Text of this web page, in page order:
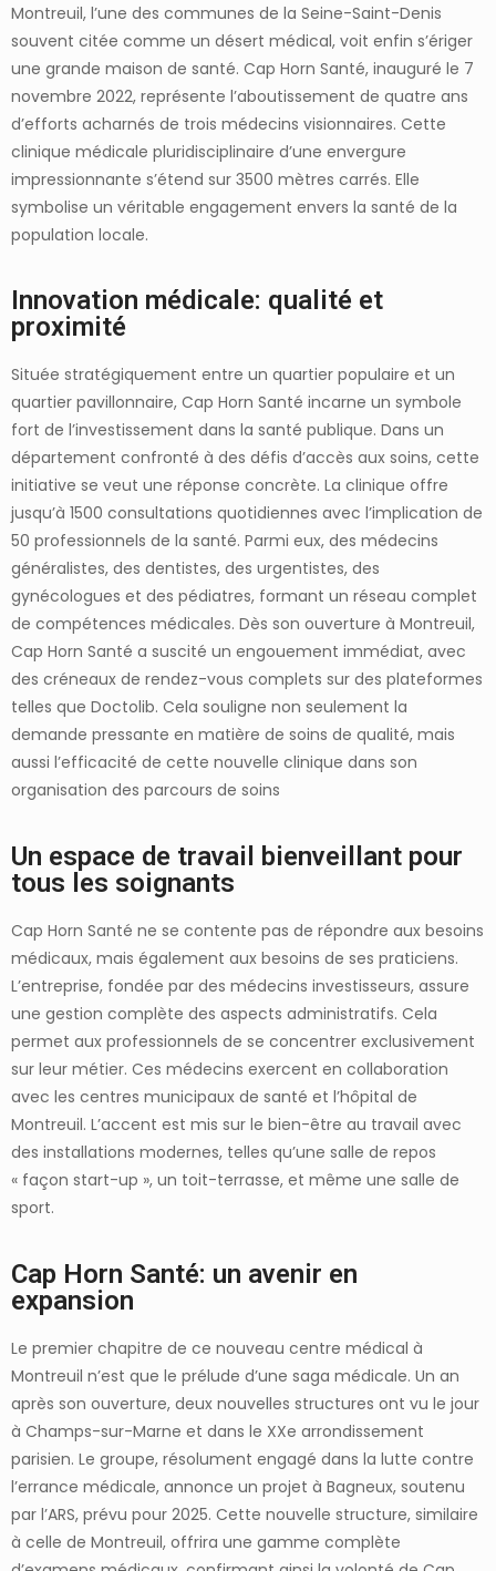
Montreuil, l’une des communes de la Seine-Saint-Denis
souvent citée comme un désert médical, voit enfin s’ériger
une grande maison de santé. Cap Horn Santé, inauguré le 7
novembre 2022, représente l’aboutissement de quatre ans
d’efforts acharnés de trois médecins visionnaires. Cette
clinique médicale pluridisciplinaire d’une envergure
impressionnante s’étend sur 3500 mètres carrés. Elle
symbolise un véritable engagement envers la santé de la
population locale.
Innovation médicale: qualité et
proximité
Située stratégiquement entre un quartier populaire et un
quartier pavillonnaire, Cap Horn Santé incarne un symbole
fort de l’investissement dans la santé publique. Dans un
département confronté à des défis d’accès aux soins, cette
initiative se veut une réponse concrète. La clinique offre
jusqu’à 1500 consultations quotidiennes avec l’implication de
50 professionnels de la santé. Parmi eux, des médecins
généralistes, des dentistes, des urgentistes, des
gynécologues et des pédiatres, formant un réseau complet
de compétences médicales. Dès son ouverture à Montreuil,
Cap Horn Santé a suscité un engouement immédiat, avec
des créneaux de rendez-vous complets sur des plateformes
telles que Doctolib. Cela souligne non seulement la
demande pressante en matière de soins de qualité, mais
aussi l’efficacité de cette nouvelle clinique dans son
organisation des parcours de soins
Un espace de travail bienveillant pour
tous les soignants
Cap Horn Santé ne se contente pas de répondre aux besoins
médicaux, mais également aux besoins de ses praticiens.
L’entreprise, fondée par des médecins investisseurs, assure
une gestion complète des aspects administratifs. Cela
permet aux professionnels de se concentrer exclusivement
sur leur métier. Ces médecins exercent en collaboration
avec les centres municipaux de santé et l’hôpital de
Montreuil. L’accent est mis sur le bien-être au travail avec
des installations modernes, telles qu’une salle de repos
« façon start-up », un toit-terrasse, et même une salle de
sport.
Cap Horn Santé: un avenir en
expansion
Le premier chapitre de ce nouveau centre médical à
Montreuil n’est que le prélude d’une saga médicale. Un an
après son ouverture, deux nouvelles structures ont vu le jour
à Champs-sur-Marne et dans le XXe arrondissement
parisien. Le groupe, résolument engagé dans la lutte contre
l’errance médicale, annonce un projet à Bagneux, soutenu
par l’ARS, prévu pour 2025. Cette nouvelle structure, similaire
à celle de Montreuil, offrira une gamme complète